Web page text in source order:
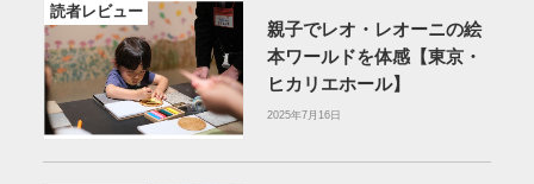
読者レビュー
親子でレオ・レオーニの絵
本ワールドを体感【東京・
ヒカリエホール】
2025年7月16日